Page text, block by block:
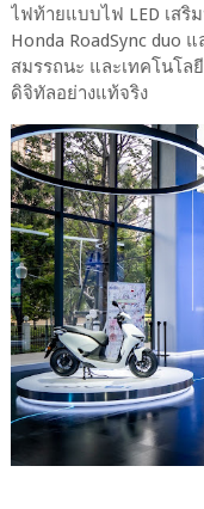
ไฟท้ายแบบไฟ LED เสริ
Honda RoadSync duo
สมรรถนะ และเทคโนโล
ดิจิทัลอย่างแท้จริง